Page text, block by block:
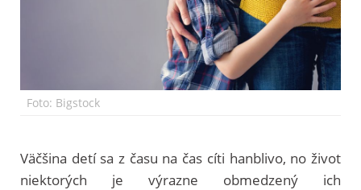
Foto: Bigstock
Väčšina detí sa z času na čas cíti hanblivo, no život
niektorých je výrazne obmedzený ich